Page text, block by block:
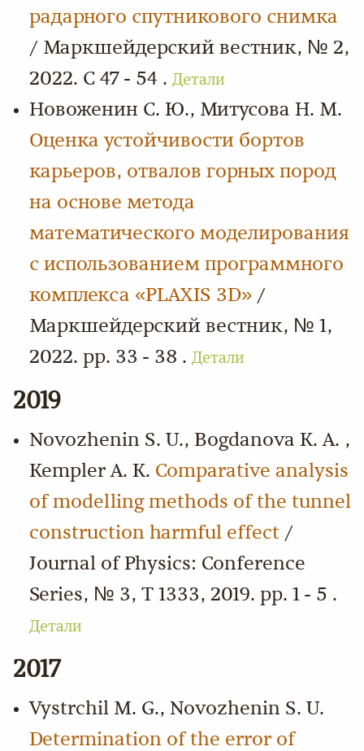
радарного спутникового снимка
/ Маркшейдерский вестник, № 2,
2022. С 47 - 54 . Детали
Новоженин С. Ю., Митусова Н. М.
Оценка устойчивости бортов
карьеров, отвалов горных пород
на основе метода
математического моделирования
с использованием программного
комплекса «PLAXIS 3D» /
Маркшейдерский вестник, № 1,
2022. pp. 33 - 38 . Детали
2019
Novozhenin S. U., Bogdanova K. A. ,
Kempler A. K. Comparative analysis
of modelling methods of the tunnel
construction harmful effect /
Journal of Physics: Conference
Series, № 3, Т 1333, 2019. pp. 1 - 5 .
Детали
2017
Vystrchil M. G., Novozhenin S. U.
Determination of the error of